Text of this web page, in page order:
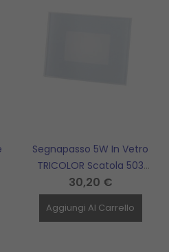
Segnapasso 5W In Vetro
TRICOLOR Scatola 503
LAMPO - SPLED503VMC
30,20 €
Aggiungi Al Carrello